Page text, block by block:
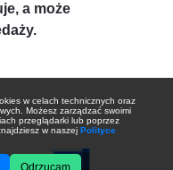
w celach technicznych oraz
Możesz zarządzać swoimi
przeglądarki lub poprzez
w naszej Polityce
Odrzucam
a może